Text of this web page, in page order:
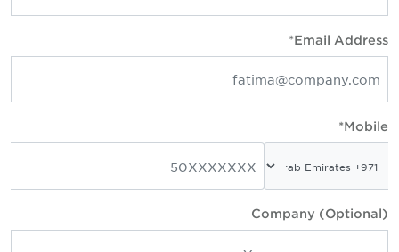
Email Address*
Mobile*
Company (Optional)